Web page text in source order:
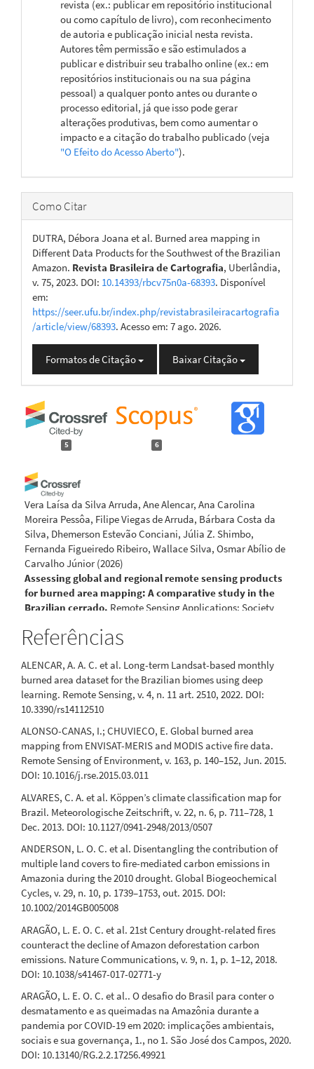
revista (ex.: publicar em repositório institucional
ou como capítulo de livro), com reconhecimento
de autoria e publicação inicial nesta revista.
Autores têm permissão e são estimulados a
publicar e distribuir seu trabalho online (ex.: em
repositórios institucionais ou na sua página
pessoal) a qualquer ponto antes ou durante o
processo editorial, já que isso pode gerar
alterações produtivas, bem como aumentar o
impacto e a citação do trabalho publicado (veja
"O Efeito do Acesso Aberto").
Como Citar
DUTRA, Débora Joana et al. Burned area mapping in
Different Data Products for the Southwest of the Brazilian
Amazon. Revista Brasileira de Cartografia, Uberlândia,
v. 75, 2023. DOI: 10.14393/rbcv75n0a-68393. Disponível
em:
https://seer.ufu.br/index.php/revistabrasileiracartografia
/article/view/68393. Acesso em: 7 ago. 2026.
Formatos de Citação Baixar Citação
5 6
Vera Laísa da Silva Arruda, Ane Alencar, Ana Carolina
Moreira Pessôa, Filipe Viegas de Arruda, Bárbara Costa da
Silva, Dhemerson Estevão Conciani, Júlia Z. Shimbo,
Fernanda Figueiredo Ribeiro, Wallace Silva, Osmar Abílio de
Carvalho Júnior (2026)
Assessing global and regional remote sensing products
for burned area mapping: A comparative study in the
Brazilian cerrado. Remote Sensing Applications: Society
10.1016/j.rsase.2026.102145
Erika BERENGUER, Dolors ARMENTERAS, Alexander C. LEES,
Philip M. FEARNSIDE, Ane ALENCAR, Cláudio ALMEIDA, Luiz
ARAGÃO, Jos BARLOW, Bibiana BILBAO, Paulo BRANDO,
Paulette BYNOE, Matt FINER, Bernardo M. FLORES, Clinton
N. JENKINS, Celso SILVA JR, Charlotte SMITH, Carlos SOUZA,
Roosevelt GARCÍA-VILACORTA, Nathália NASCIMENTO (2024)
Drivers and ecological impacts of deforestation and
54(spe1).
10.1590/1809-4392202203420
Alderlene Pimentel de Brito, Sávio José Filgueiras Ferreira,
Didier Gastmans, Sébastien Pinel, Javier Tomasella, Márcio
Luiz da Silva, Alexandre Souza Bastos, Walter Lucas Pimentel
de Brito, Lucas Vituri Santarosa, Zayra Christine Sátyro dos
Santos, Ingo Daniel Wahnfried(2026)
Impacts of inter-annual rainfall variability and
hydrological cycle intensification on groundwater in an
Amazon micro catchment.Hydrological Sciences Journal,
10.1080/02626667.2026.2634191
Andrew A. Clelland, Gareth J. Marshall, Robert Baxter,
Referências
ALENCAR, A. A. C. et al. Long-term Landsat-based monthly
burned area dataset for the Brazilian biomes using deep
learning. Remote Sensing, v. 4, n. 11 art. 2510, 2022. DOI:
10.3390/rs14112510
ALONSO-CANAS, I.; CHUVIECO, E. Global burned area
mapping from ENVISAT-MERIS and MODIS active fire data.
Remote Sensing of Environment, v. 163, p. 140–152, Jun. 2015.
DOI: 10.1016/j.rse.2015.03.011
ALVARES, C. A. et al. Köppen’s climate classification map for
Brazil. Meteorologische Zeitschrift, v. 22, n. 6, p. 711–728, 1
Dec. 2013. DOI: 10.1127/0941-2948/2013/0507
ANDERSON, L. O. C. et al. Disentangling the contribution of
multiple land covers to fire-mediated carbon emissions in
Amazonia during the 2010 drought. Global Biogeochemical
Cycles, v. 29, n. 10, p. 1739–1753, out. 2015. DOI:
10.1002/2014GB005008
ARAGÃO, L. E. O. C. et al. 21st Century drought-related fires
counteract the decline of Amazon deforestation carbon
emissions. Nature Communications, v. 9, n. 1, p. 1–12, 2018.
DOI: 10.1038/s41467-017-02771-y
ARAGÃO, L. E. O. C. et al.. O desafio do Brasil para conter o
desmatamento e as queimadas na Amazônia durante a
pandemia por COVID-19 em 2020: implicações ambientais,
sociais e sua governança, 1., no 1. São José dos Campos, 2020.
DOI: 10.13140/RG.2.2.17256.49921